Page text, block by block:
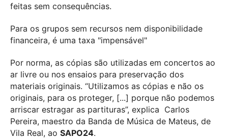
feitas sem consequências.
Para os grupos sem recursos nem disponibilidade
financeira, é uma taxa "impensável"
Por norma, as cópias são utilizadas em concertos ao
ar livre ou nos ensaios para preservação dos
materiais originais. “Utilizamos as cópias e não os
originais, para os proteger, [...] porque não podemos
arriscar estragar as partituras”, explica Carlos
Pereira, maestro da Banda de Música de Mateus, de
Vila Real, ao SAPO24.